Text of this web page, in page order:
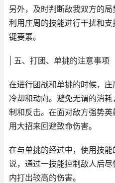
另外，及时判断敌我双方的局
利用庄周的技能进行干扰和
键要素。
| 五、打团、单挑的注意事项
在进行团战和单挑的时候，
冷却和动向。避免无谓的消
制和反击。在面对敌方强势
用大招来回避致命伤害。
在与单挑的经过中，使用技
说，通过一技能控制敌人后
内打出较高的伤害。